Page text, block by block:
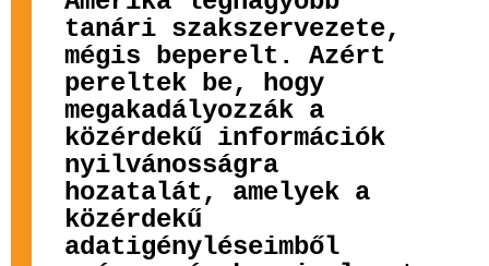
tanári szakszervezete,
mégis beperelt. Azért
pereltek be, hogy
megakadályozzák a
közérdekű információk
nyilvánosságra
hozatalát, amelyek a
közérdekű
adatigényléseimből